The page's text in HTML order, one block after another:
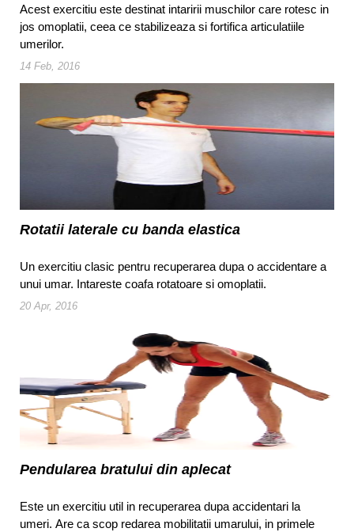
Acest exercitiu este destinat intaririi muschilor care rotesc in
jos omoplatii, ceea ce stabilizeaza si fortifica articulatiile
umerilor.
14 Feb, 2016
Rotatii laterale cu banda elastica
Un exercitiu clasic pentru recuperarea dupa o accidentare a
unui umar. Intareste coafa rotatoare si omoplatii.
20 Apr, 2016
Pendularea bratului din aplecat
Este un exercitiu util in recuperarea dupa accidentari la
umeri. Are ca scop redarea mobilitatii umarului, in primele